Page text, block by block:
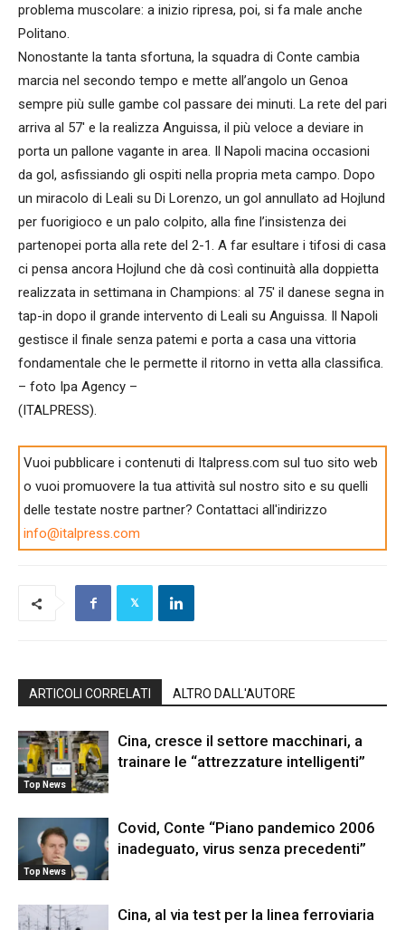
problema muscolare: a inizio ripresa, poi, si fa male anche
Politano.
Nonostante la tanta sfortuna, la squadra di Conte cambia
marcia nel secondo tempo e mette all’angolo un Genoa
sempre più sulle gambe col passare dei minuti. La rete del pari
arriva al 57′ e la realizza Anguissa, il più veloce a deviare in
porta un pallone vagante in area. Il Napoli macina occasioni
da gol, asfissiando gli ospiti nella propria meta campo. Dopo
un miracolo di Leali su Di Lorenzo, un gol annullato ad Hojlund
per fuorigioco e un palo colpito, alla fine l’insistenza dei
partenopei porta alla rete del 2-1. A far esultare i tifosi di casa
ci pensa ancora Hojlund che dà così continuità alla doppietta
realizzata in settimana in Champions: al 75′ il danese segna in
tap-in dopo il grande intervento di Leali su Anguissa. Il Napoli
gestisce il finale senza patemi e porta a casa una vittoria
fondamentale che le permette il ritorno in vetta alla classifica.
– foto Ipa Agency –
(ITALPRESS).
Vuoi pubblicare i contenuti di Italpress.com sul tuo sito web
o vuoi promuovere la tua attività sul nostro sito e su quelli
delle testate nostre partner? Contattaci all'indirizzo
info@italpress.com
ARTICOLI CORRELATI ALTRO DALL'AUTORE
Top News
Cina, cresce il settore macchinari, a
trainare le “attrezzature intelligenti”
Top News
Covid, Conte “Piano pandemico 2006
inadeguato, virus senza precedenti”
Cina, al via test per la linea ferroviaria